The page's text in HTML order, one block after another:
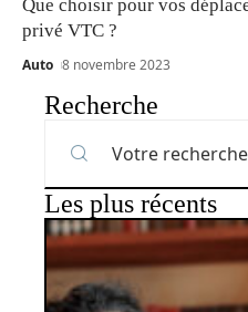
Que choisir pour vos
privé VTC ?
Auto 8 novembre 2023
Recherche
Les plus récents